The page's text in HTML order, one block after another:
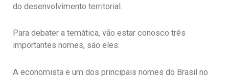
do desenvolvimento territorial.
Para debater a temática, vão estar conosco três
importantes nomes, são eles:
A economista e um dos principais nomes do Brasil no